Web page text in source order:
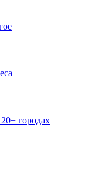
городах